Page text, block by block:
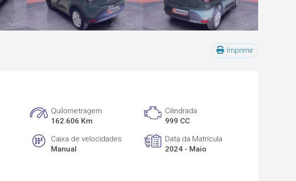
Imprimir
Quilometragem
162.606 Km
Cilindrada
999 CC
Caixa de velocidades
Manual
Data da Matrícula
2024 - Maio